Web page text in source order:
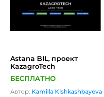
Astana BIL, проект
KazagroTech
БЕСПЛАТНО
Автор: Kamilla Kishkashbayeva